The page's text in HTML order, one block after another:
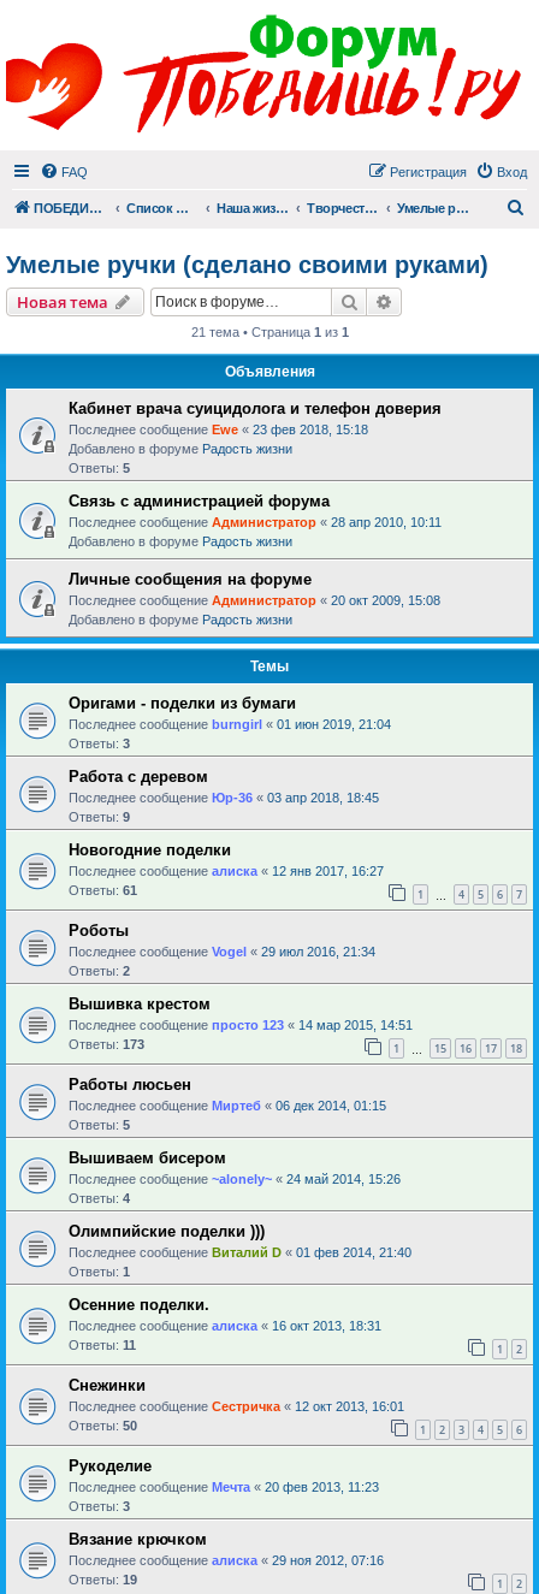
FAQ Вход
Регистрация
ПОБЕДИШЬ.РУ Список форумов Наша жизнь (не всё же о суициде!) Творчество Умелые ручки (сделано своими руками)
Умелые ручки (сделано своими руками)
Новая тема Поиск
21 тема • Страница 1 из 1
Объявления
Кабинет врача суицидолога и телефон доверия
Последнее сообщение Ewe « 23 фев 2018, 15:18
Добавлено в форуме Радость жизни
Ответы: 5
Связь с администрацией форума
Последнее сообщение Администратор « 28 апр 2010, 10:11
Добавлено в форуме Радость жизни
Личные сообщения на форуме
Последнее сообщение Администратор « 20 окт 2009, 15:08
Добавлено в форуме Радость жизни
Темы
Оригами - поделки из бумаги
Последнее сообщение burngirl « 01 июн 2019, 21:04
Ответы: 3
Работа с деревом
Последнее сообщение Юр-36 « 03 апр 2018, 18:45
Ответы: 9
Новогодние поделки
Последнее сообщение алиска « 12 янв 2017, 16:27
Ответы: 61 1 4 5 6 7
Роботы
Последнее сообщение Vogel « 29 июл 2016, 21:34
Ответы: 2
Вышивка крестом
Последнее сообщение просто 123 « 14 мар 2015, 14:51
Ответы: 173 1 15 16 17 18
Работы люсьен
Последнее сообщение Миртеб « 06 дек 2014, 01:15
Ответы: 5
Вышиваем бисером
Последнее сообщение ~alonely~ « 24 май 2014, 15:26
Ответы: 4
Олимпийские поделки )))
Последнее сообщение Виталий D « 01 фев 2014, 21:40
Ответы: 1
Осенние поделки.
Последнее сообщение алиска « 16 окт 2013, 18:31
Ответы: 11 1 2
Снежинки
Последнее сообщение Сестричка « 12 окт 2013, 16:01
Ответы: 50 1 2 3 4 5 6
Рукоделие
Последнее сообщение Мечта « 20 фев 2013, 11:23
Ответы: 3
Вязание крючком
Последнее сообщение алиска « 29 ноя 2012, 07:16
Ответы: 19 1 2